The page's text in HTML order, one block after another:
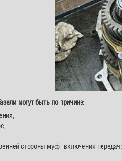
могут быть по причине:
стороны муфт включения передач;